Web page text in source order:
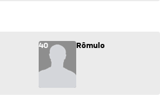
(11) kommt für Rômulo (40) ins
40 Rômulo